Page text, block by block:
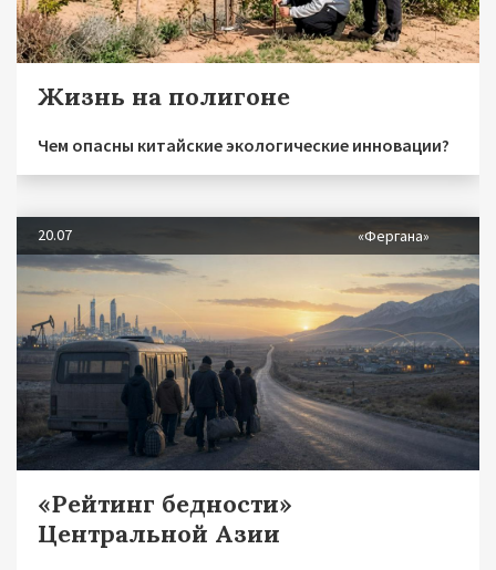
Жизнь на полигоне
Чем опасны китайские экологические инновации?
20.07 «Фергана»
«Рейтинг бедности»
Центральной Азии